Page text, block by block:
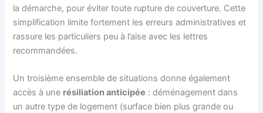
la démarche, pour éviter toute rupture de couverture. Cette
simplification limite fortement les erreurs administratives et
rassure les particuliers peu à l’aise avec les lettres
recommandées.
Un troisième ensemble de situations donne également
accès à une résiliation anticipée : déménagement dans
un autre type de logement (surface bien plus grande ou